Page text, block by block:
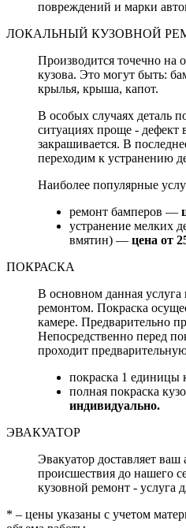
повреждений и марки
ЛОКАЛЬНЫЙ КУЗОВНОЙ
Производится точечно на
кузова. Это могут быть:
крылья, крыша, капот.
В особых случаях деталь
ситуациях проще - дефект
закрашивается. В
переходим к устранению
Наиболее популярные
ремонт бамперов —
устранение мелких
вмятин) — цена от
ПОКРАСКА
В основном данная
ремонтом. Покраска
камере. Предварительно
Непосредственно перед
проходит
покраска 1 единицы
полная покраска
индивидуально.
ЭВАКУАТОР
Эвакуатор доставляет ваш
происшествия до нашего
кузовной ремонт - услуга
* – цены указаны с учетом